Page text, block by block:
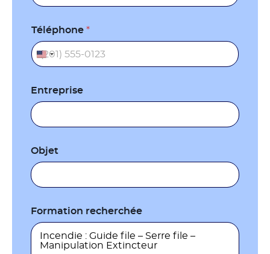
Téléphone *
Entreprise
Objet
Formation recherchée